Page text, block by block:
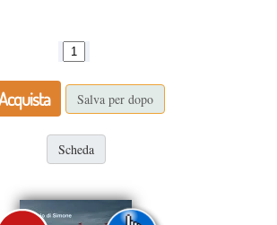
Salva per dopo
Scheda